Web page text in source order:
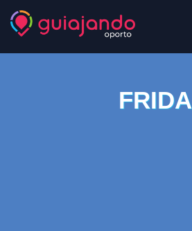
FRIDA